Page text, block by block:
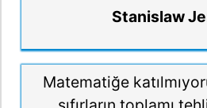
Stanislaw
Matematiğe